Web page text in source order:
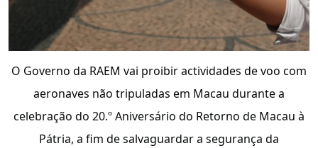
O Governo da RAEM vai proibir actividades de voo com
aeronaves não tripuladas em Macau durante a
celebração do 20.º Aniversário do Retorno de Macau à
Pátria, a fim de salvaguardar a segurança da